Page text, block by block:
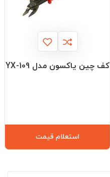
کف چین یاکسون مدل YX-109
استعلام قیمت